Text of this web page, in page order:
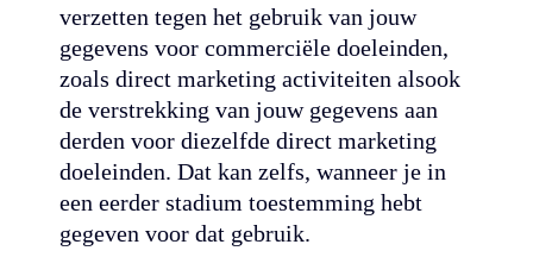
verzetten tegen het gebruik van jouw
gegevens voor commerciële doeleinden,
zoals direct marketing activiteiten alsook
de verstrekking van jouw gegevens aan
derden voor diezelfde direct marketing
doeleinden. Dat kan zelfs, wanneer je in
een eerder stadium toestemming hebt
gegeven voor dat gebruik.